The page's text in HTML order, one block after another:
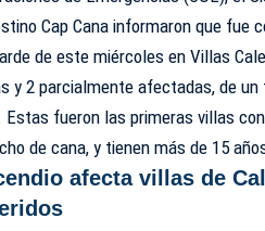
Cap Cana informaron que fue
de este miércoles en Villas
y 2 parcialmente afectadas, de
fueron las primeras villas
de cana, y tienen más de 15
afecta villas de